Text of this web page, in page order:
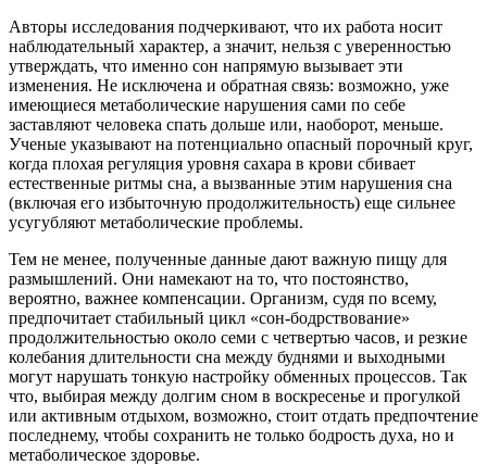
Авторы исследования подчеркивают, что их работа носит
наблюдательный характер, а значит, нельзя с уверенностью
утверждать, что именно сон напрямую вызывает эти
изменения. Не исключена и обратная связь: возможно, уже
имеющиеся метаболические нарушения сами по себе
заставляют человека спать дольше или, наоборот, меньше.
Ученые указывают на потенциально опасный порочный круг,
когда плохая регуляция уровня сахара в крови сбивает
естественные ритмы сна, а вызванные этим нарушения сна
(включая его избыточную продолжительность) еще сильнее
усугубляют метаболические проблемы.
Тем не менее, полученные данные дают важную пищу для
размышлений. Они намекают на то, что постоянство,
вероятно, важнее компенсации. Организм, судя по всему,
предпочитает стабильный цикл «сон-бодрствование»
продолжительностью около семи с четвертью часов, и резкие
колебания длительности сна между буднями и выходными
могут нарушать тонкую настройку обменных процессов. Так
что, выбирая между долгим сном в воскресенье и прогулкой
или активным отдыхом, возможно, стоит отдать предпочтение
последнему, чтобы сохранить не только бодрость духа, но и
метаболическое здоровье.